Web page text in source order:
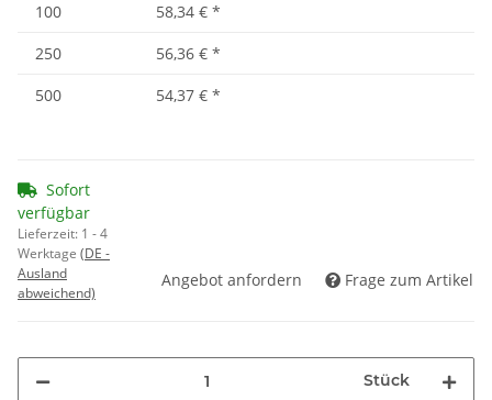
100
58,34 € *
250
56,36 € *
500
54,37 € *
Sofort
verfügbar
Lieferzeit: 1 - 4
Werktage (DE -
Ausland
abweichend)
Angebot anfordern Frage zum Artikel
Stück